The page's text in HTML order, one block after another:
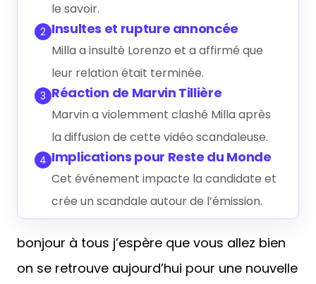
le savoir.
2 Insultes et rupture annoncée
Milla a insulté Lorenzo et a affirmé que
leur relation était terminée.
3 Réaction de Marvin Tillière
Marvin a violemment clashé Milla après
la diffusion de cette vidéo scandaleuse.
4 Implications pour Reste du Monde
Cet événement impacte la candidate et
crée un scandale autour de l’émission.
bonjour à tous j’espère que vous allez bien
on se retrouve aujourd’hui pour une nouvelle